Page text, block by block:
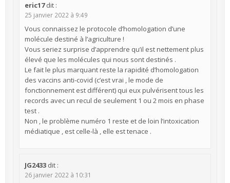
eric17 dit :
25 janvier 2022 à 9:49
Vous connaissez le protocole d’homologation d’une
molécule destiné à l’agriculture !
Vous seriez surprise d’apprendre qu’il est nettement plus
élevé que les molécules qui nous sont destinés .
Le fait le plus marquant reste la rapidité d’homologation
des vaccins anti-covid (c’est vrai , le mode de
fonctionnement est différent) qui eux pulvérisent tous les
records avec un recul de seulement 1 ou 2 mois en phase
test .
Non , le problème numéro 1 reste et de loin l’intoxication
médiatique , est celle-là , elle est tenace .
JG2433 dit :
26 janvier 2022 à 10:31